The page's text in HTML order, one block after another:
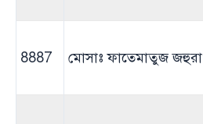
8887 মোসাঃ ফাতেমাতুজ জহুরা